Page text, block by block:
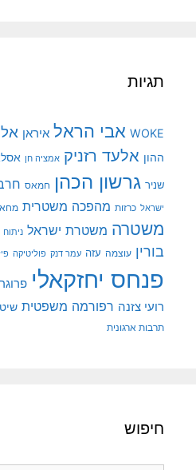
תגיות
WOKE אבי הראל איראן
ההון אלעד רזניק אמציה חן
שניר גרשון הכהן חמאס
ישראל כרזות מהפכה משטרית
משטרה משטרת ישראל
בורין עוצמה עזה עמר דנק פוליטיקה
פנחס יחזקאלי
רועי צזנה רפורמה משפטית
תרבות ארגונית
חיפוש